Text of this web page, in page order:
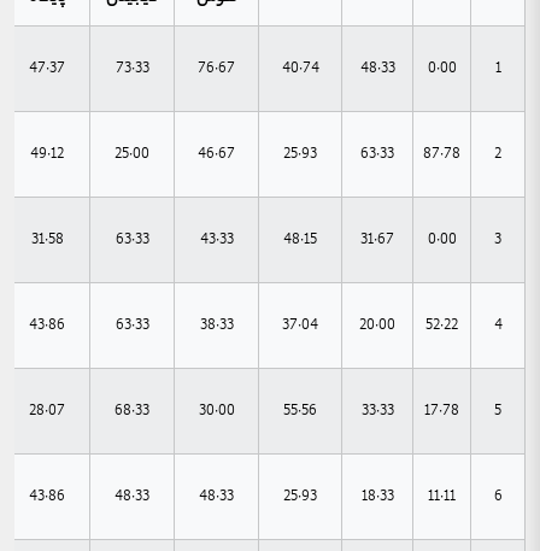
1
0.00
48.33
40.74
76.67
73.33
47.37
2
87.78
63.33
25.93
46.67
25.00
49.12
3
0.00
31.67
48.15
43.33
63.33
31.58
4
52.22
20.00
37.04
38.33
63.33
43.86
5
17.78
33.33
55.56
30.00
68.33
28.07
6
11.11
18.33
25.93
48.33
48.33
43.86